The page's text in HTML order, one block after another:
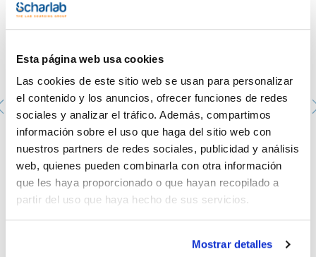
Esta página web usa cookies
Las cookies de este sitio web se usan para personalizar
el contenido y los anuncios, ofrecer funciones de redes
sociales y analizar el tráfico. Además, compartimos
información sobre el uso que haga del sitio web con
nuestros partners de redes sociales, publicidad y análisis
web, quienes pueden combinarla con otra información
que les haya proporcionado o que hayan recopilado a
partir del uso que haya hecho de sus servicios.
Mostrar detalles
Macho con cabeza roscada GL, con tapón y junta, para
termómetro ó tubo. SCHARLAU. Macho: 14/23. Ø (mm):
GL 14 de 5,5 a 7mm
073-000619
Envase
: x u.
Disponibilidad:Ver stock